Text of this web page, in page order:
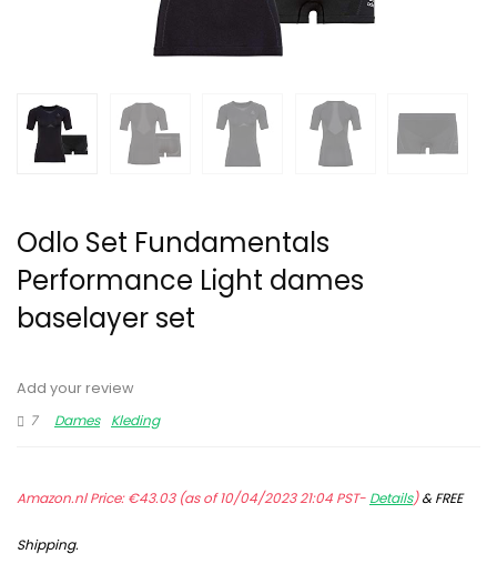
Odlo Set Fundamentals
Performance Light dames
baselayer set
Add your review
7
Dames Kleding
Amazon.nl Price:€43.03(as of 10/04/2023 21:04 PST- Details)&FREE
Shipping.